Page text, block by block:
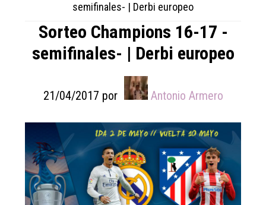
semifinales- | Derbi europeo
Sorteo Champions 16-17 -
semifinales- | Derbi europeo
21/04/2017 por Antonio Armero